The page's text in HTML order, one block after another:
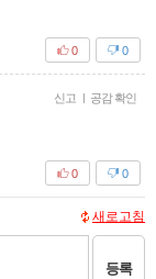
0
0
신고 공감 확인
0
0
새로고침
등록